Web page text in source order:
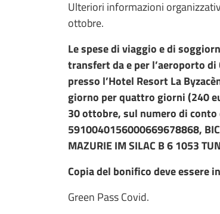
Ulteriori informazioni
ottobre.
Le spese di viaggio e di
transfert da e per l’aeroporto
presso l’Hotel Resort La
giorno per quattro giorni (240
30 ottobre, sul numero di conto
5910040156000669678868, BIC
MAZURIE IM SILAC B 6 1053
Copia del bonifico deve essere
Green Pass Covid.